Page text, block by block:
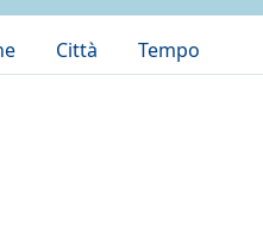
Città Tempo